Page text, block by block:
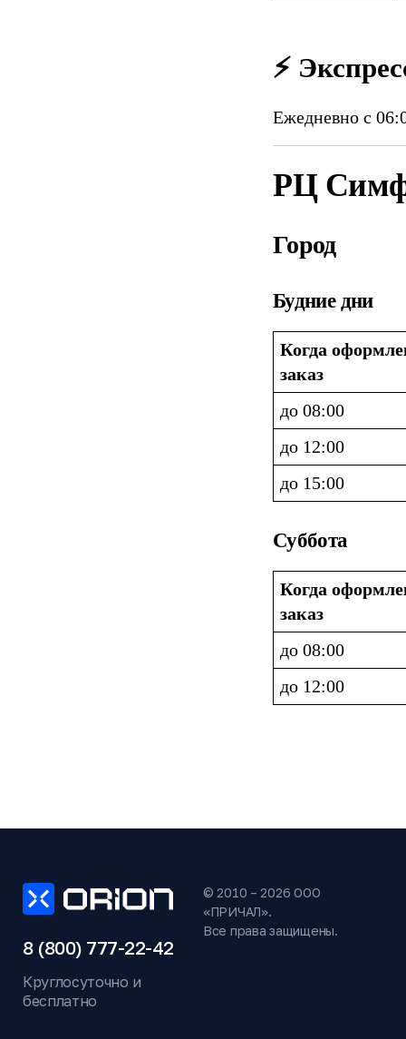
⚡
Ежедневно с
РЦ
Город
Будние дни
Когда
заказ
до 08:00
до 12:00
до 15:00
Суббота
Когда
заказ
до 08:00
до 12:00
8 (800) 777-22-42
Круглосуточно и
бесплатно
© 2010 – 2026 ООО
«ПРИЧАЛ».
Все права защищены.